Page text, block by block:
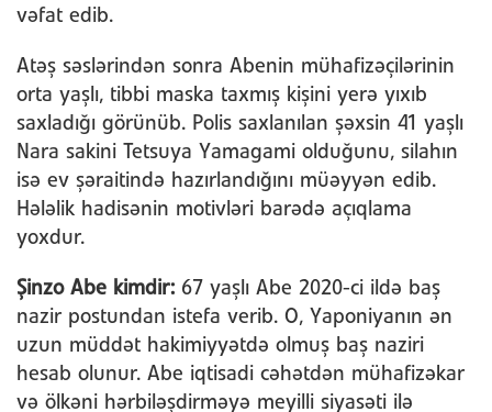
vəfat edib.
Atəş səslərindən sonra Abenin mühafizəçilərinin
orta yaşlı, tibbi maska taxmış kişini yerə yıxıb
saxladığı görünüb. Polis saxlanılan şəxsin 41 yaşlı
Nara sakini Tetsuya Yamagami olduğunu, silahın
isə ev şəraitində hazırlandığını müəyyən edib.
Hələlik hadisənin motivləri barədə açıqlama
yoxdur.
Şinzo Abe kimdir: 67 yaşlı Abe 2020-ci ildə baş
nazir postundan istefa verib. O, Yaponiyanın ən
uzun müddət hakimiyyətdə olmuş baş naziri
hesab olunur. Abe iqtisadi cəhətdən mühafizəkar
və ölkəni hərbiləşdirməyə meyilli siyasəti ilə